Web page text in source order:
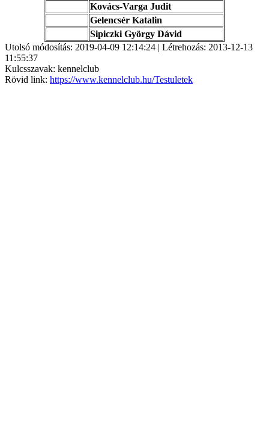
Kovács-Varga Judit
Gelencsér Katalin
Sipiczki György Dávid
Utolsó módosítás: 2019-04-09 12:14:24 | Létrehozás: 2013-12-13
11:55:37
Kulcsszavak: kennelclub
Rövid link: https://www.kennelclub.hu/Testuletek